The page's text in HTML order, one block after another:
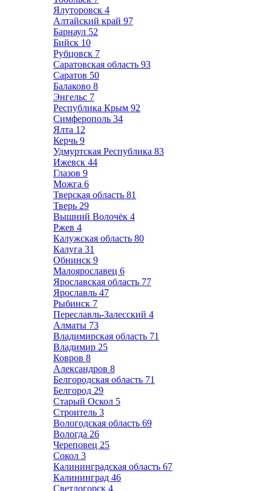
Ялуторовск 4
Алтайский край 97
Барнаул 52
Бийск 10
Рубцовск 7
Саратовская область 93
Саратов 50
Балаково 8
Энгельс 7
Республика Крым 92
Симферополь 34
Ялта 12
Керчь 9
Удмуртская Республика 83
Ижевск 44
Глазов 9
Можга 6
Тверская область 81
Тверь 29
Вышний Волочёк 4
Ржев 4
Калужская область 80
Калуга 31
Обнинск 9
Малоярославец 6
Ярославская область 77
Ярославль 47
Рыбинск 7
Переславль-Залесский 4
Алматы 73
Владимирская область 71
Владимир 25
Ковров 8
Александров 8
Белгородская область 71
Белгород 29
Старый Оскол 5
Строитель 3
Вологодская область 69
Вологда 26
Череповец 25
Сокол 3
Калининградская область 67
Калининград 46
Светлогорск 4